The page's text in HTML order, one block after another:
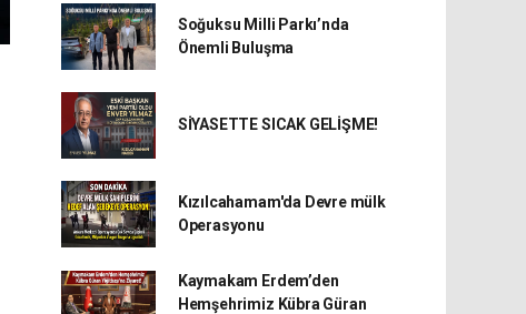
Soğuksu Milli Parkı’nda
Önemli Buluşma
SİYASETTE SICAK GELİŞME!
Kızılcahamam'da Devre mülk
Operasyonu
Kaymakam Erdem’den
Hemşehrimiz Kübra Güran